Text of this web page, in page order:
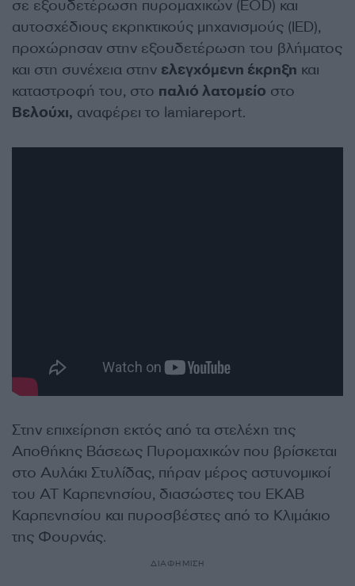
σε εξουδετέρωση πυρομαχικών (EOD) και
αυτοσχέδιους εκρηκτικούς μηχανισμούς (IED),
προχώρησαν στην εξουδετέρωση του βλήματος
και στη συνέχεια στην ελεγχόμενη έκρηξη και
καταστροφή του, στο παλιό λατομείο στο
Βελούχι, αναφέρει το lamiareport.
Στην επιχείρηση εκτός από τα στελέχη της
Αποθήκης Βάσεως Πυρομαχικών που βρίσκεται
στο Αυλάκι Στυλίδας, πήραν μέρος αστυνομικοί
του ΑΤ Καρπενησίου, διασώστες του ΕΚΑΒ
Καρπενησίου και πυροσβέστες από το Κλιμάκιο
της Φουρνάς.
ΔΙΑΦΗΜΙΣΗ